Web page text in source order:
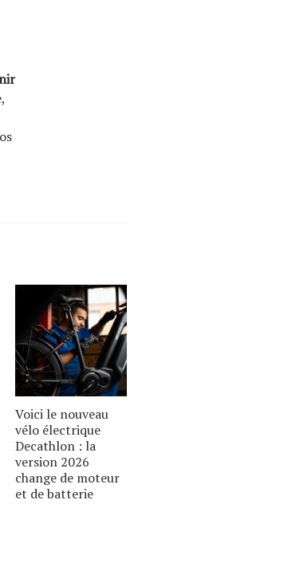
Voici le nouveau
vélo électrique
Decathlon : la
version 2026
change de moteur
et de batterie